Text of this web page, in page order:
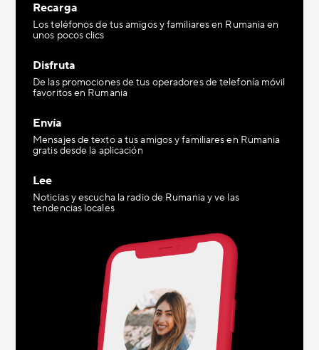
Recarga
Los teléfonos de tus amigos y familiares en Rumania en
unos pocos clics
Disfruta
De las promociones de tus operadores de telefonía móvil
favoritos en Rumania
Envía
Mensajes de texto a tus amigos y familiares en Rumania
gratis desde la aplicación
Lee
Noticias y escucha la radio de Rumania y ve las
tendencias locales